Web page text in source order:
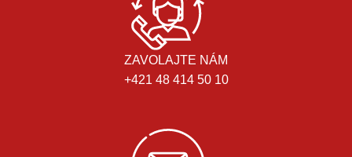
ZAVOLAJTE NÁM
+421 48 414 50 10